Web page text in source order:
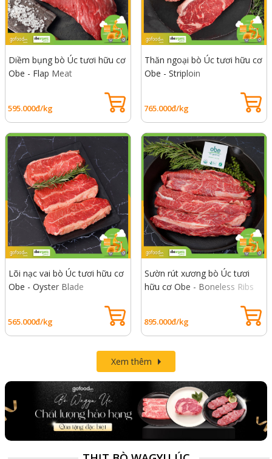
Diềm bụng bò Úc tươi hữu cơ
Obe - Flap Meat
595.000đ/kg
Thăn ngoại bò Úc tươi hữu cơ
Obe - Striploin
765.000đ/kg
Lõi nạc vai bò Úc tươi hữu cơ
Obe - Oyster Blade
565.000đ/kg
Sườn rút xương bò Úc tươi
hữu cơ Obe - Boneless Ribs
895.000đ/kg
Xem thêm